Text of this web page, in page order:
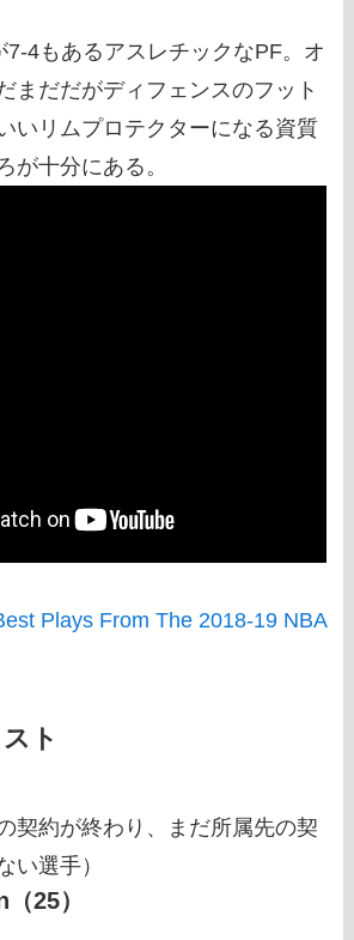
7-4もあるアスレチックなPF。オ
まだだがディフェンスのフット
いリムプロテクターになる資質
が十分にある。
Plays From The 2018-19 NBA
ト
契約が終わり、まだ所属先の契
い選手）
25）